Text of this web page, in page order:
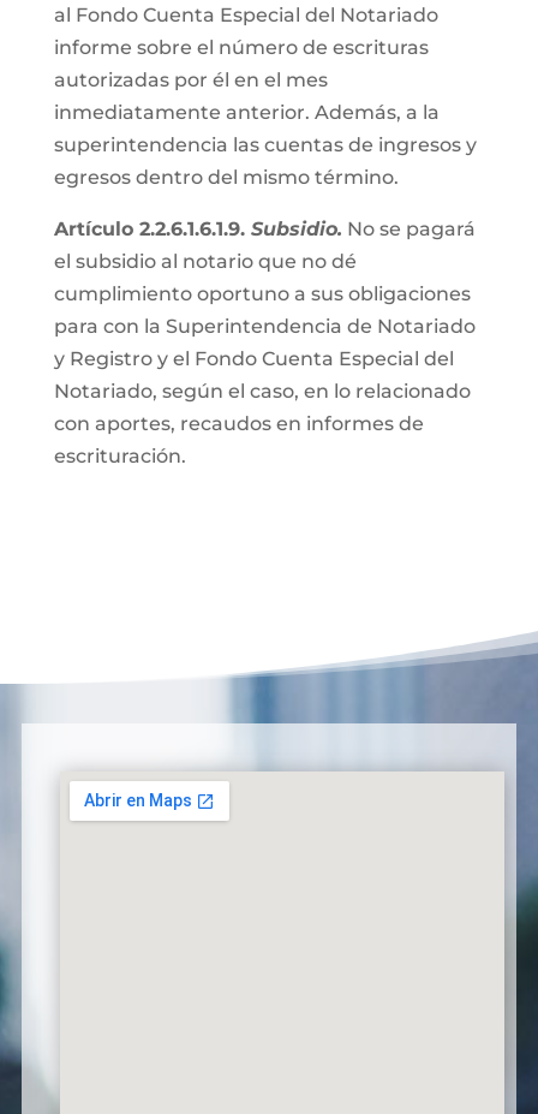
al Fondo Cuenta Especial del Notariado
informe sobre el número de escrituras
autorizadas por él en el mes
inmediatamente anterior. Además, a la
superintendencia las cuentas de ingresos y
egresos dentro del mismo término.
Artículo 2.2.6.1.6.1.9. Subsidio. No se pagará
el subsidio al notario que no dé
cumplimiento oportuno a sus obligaciones
para con la Superintendencia de Notariado
y Registro y el Fondo Cuenta Especial del
Notariado, según el caso, en lo relacionado
con aportes, recaudos en informes de
escrituración.